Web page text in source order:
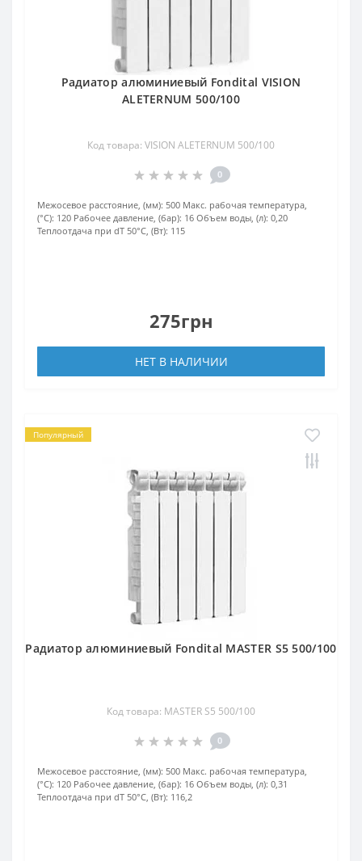
Радиатор алюминиевый Fondital VISION
ALETERNUM 500/100
Код товара: VISION ALETERNUM 500/100
0
Межосевое расстояние, (мм): 500 Макс. рабочая температура,
(°С): 120 Рабочее давление, (бар): 16 Объем воды, (л): 0,20
Теплоотдача при dT 50°С, (Вт): 115
275грн
НЕТ В НАЛИЧИИ
Популярный
Радиатор алюминиевый Fondital MASTER S5 500/100
Код товара: MASTER S5 500/100
0
Межосевое расстояние, (мм): 500 Макс. рабочая температура,
(°С): 120 Рабочее давление, (бар): 16 Объем воды, (л): 0,31
Теплоотдача при dT 50°С, (Вт): 116,2